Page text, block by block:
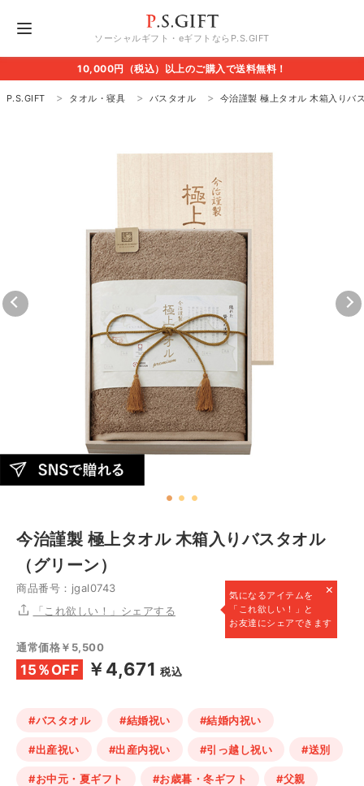
ソーシャルギフト・eギフトならP.S.GIFT
10,000円（税込）以上のご購入で送料無料！
P.S.GIFT タオル・寝具 バスタオル 今治謹製 極上タオル 木箱入りバ
今治謹製 極上タオル 木箱入りバスタオル
（グリーン）
商品番号：jgal0743 ×
気になるアイテムを
「これ欲しい！」と
お友達にシェアできます
「これ欲しい！」シェアする
通常価格￥5,500
15％OFF ￥4,671 税込
#バスタオル #結婚祝い #結婚内祝い
#出産祝い #出産内祝い #引っ越し祝い #送別
#お中元・夏ギフト #お歳暮・冬ギフト #父親